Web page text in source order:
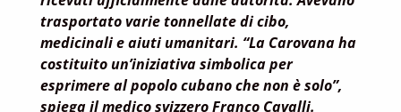
trasportato varie tonnellate di cibo,
medicinali e aiuti umanitari. “La Carovana ha
costituito un’iniziativa simbolica per
esprimere al popolo cubano che non è solo”,
spiega il medico svizzero Franco Cavalli.